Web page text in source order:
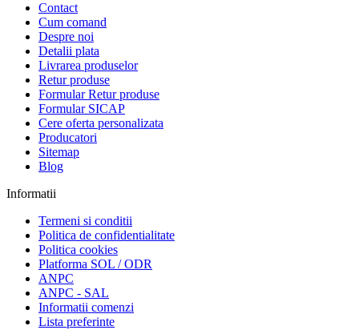
Contact
Cum comand
Despre noi
Detalii plata
Livrarea produselor
Retur produse
Formular Retur produse
Formular SICAP
Cere oferta personalizata
Producatori
Sitemap
Blog
Informatii
Termeni si conditii
Politica de confidentialitate
Politica cookies
Platforma SOL / ODR
ANPC
ANPC - SAL
Informatii comenzi
Lista preferinte